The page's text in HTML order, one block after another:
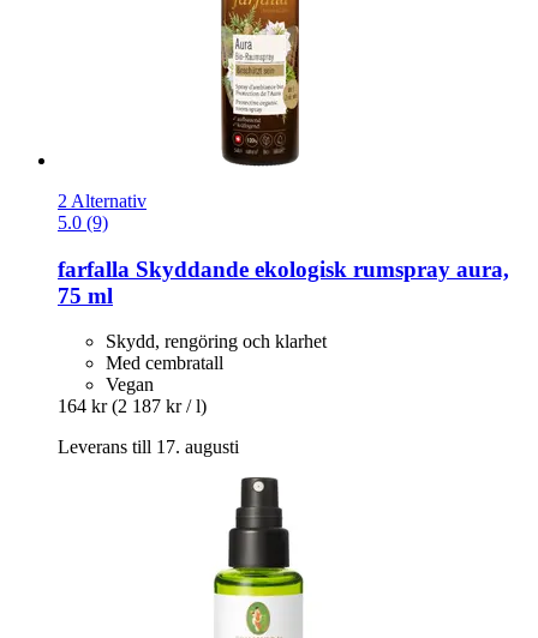
2 Alternativ
5.0 (9)
farfalla Skyddande ekologisk rumspray aura,
75 ml
Skydd, rengöring och klarhet
Med cembratall
Vegan
164 kr (2 187 kr / l)
Leverans till 17. augusti